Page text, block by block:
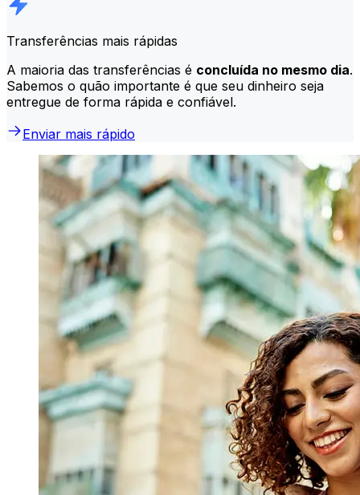
Transferências mais rápidas
A maioria das transferências é concluída no mesmo dia.
Sabemos o quão importante é que seu dinheiro seja
entregue de forma rápida e confiável.
Enviar mais rápido